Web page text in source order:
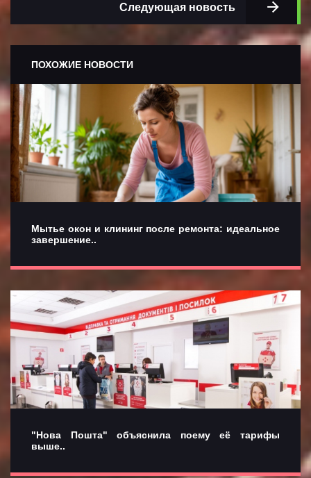
Следующая новость
ПОХОЖИЕ НОВОСТИ
Мытье окон и клининг после ремонта: идеальное
завершение..
"Нова Пошта" объяснила поему её тарифы
выше..